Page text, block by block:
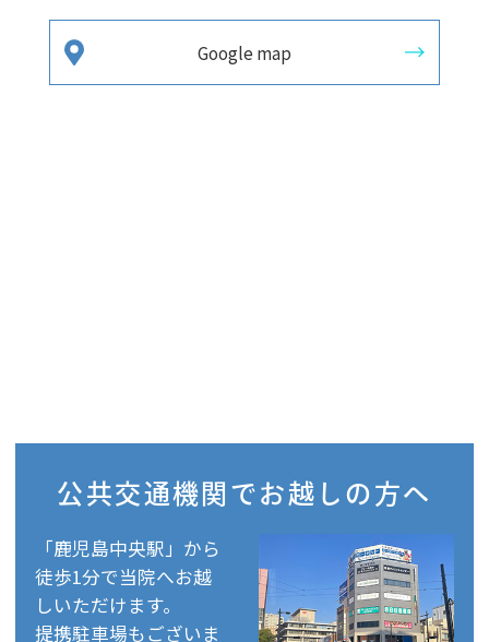
Google map
公共交通機関で お越しの方へ
「鹿児島中央駅」から
徒歩1分で当院へお越
しいただけます。
提携駐車場もございま